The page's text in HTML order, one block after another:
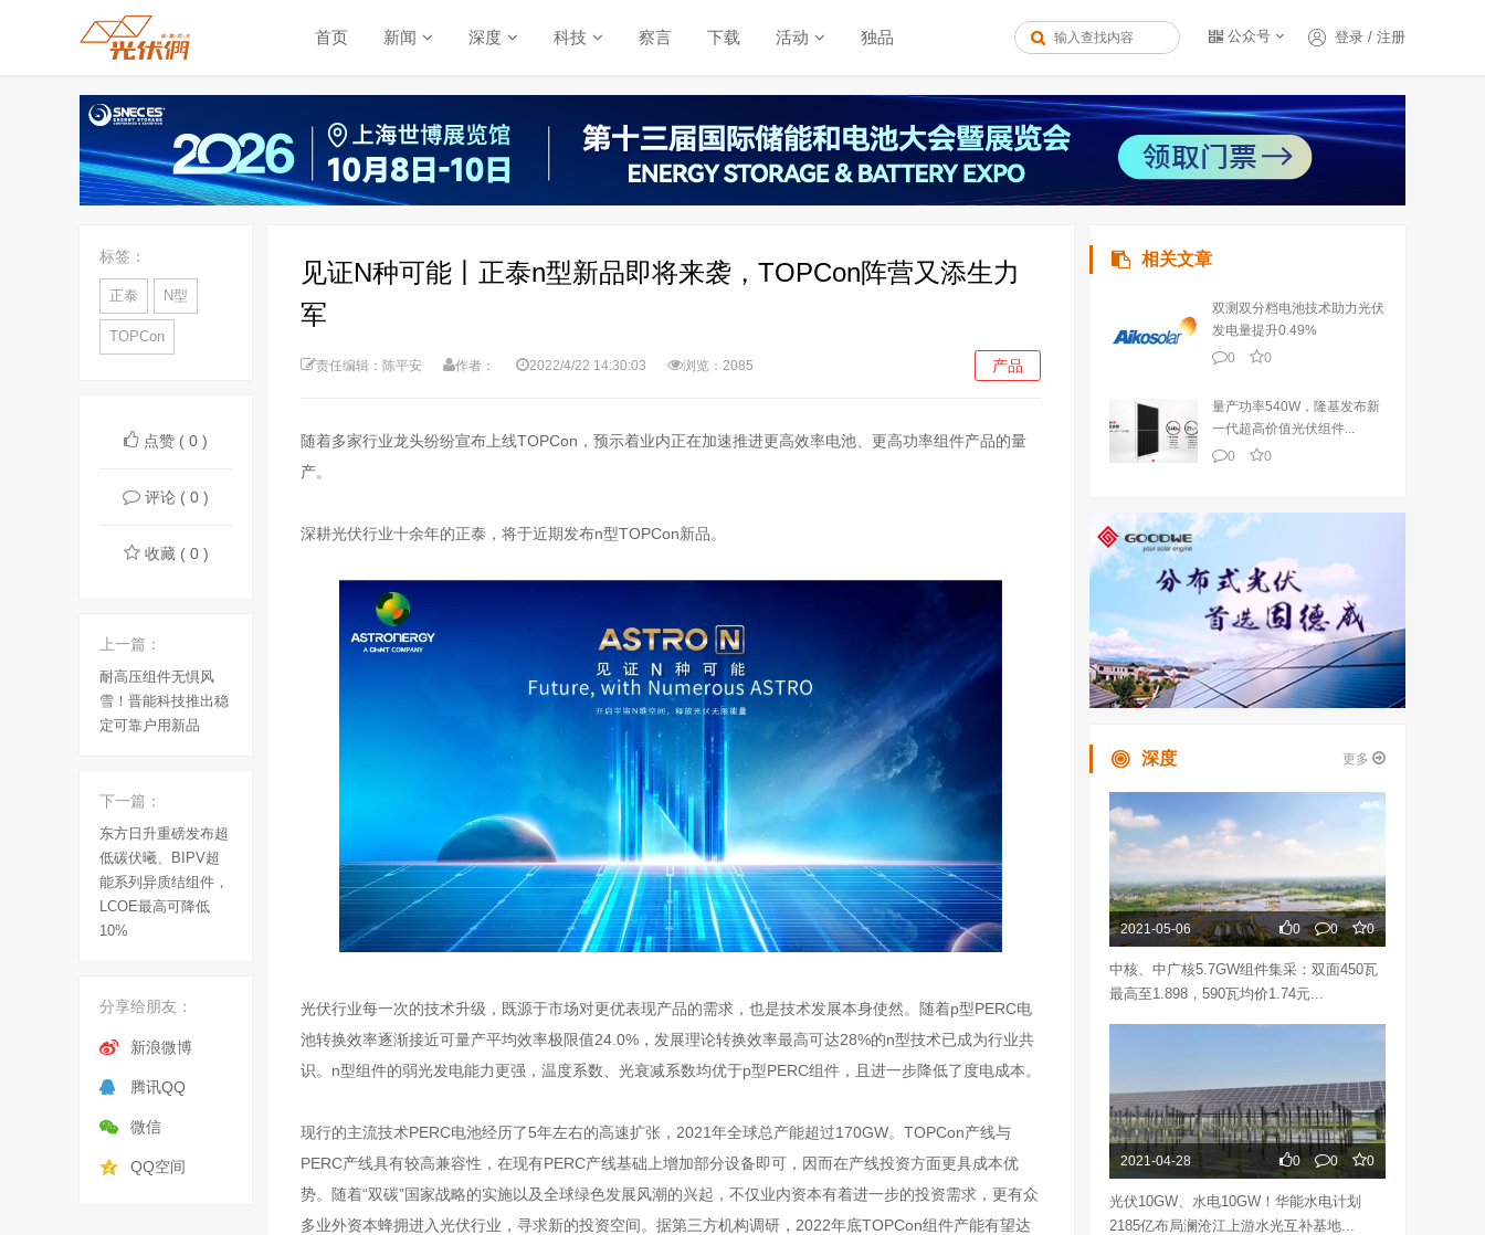
首页 新闻 深度 科技 察言 下载 活动 独品 登录 / 注册
公众号
标签：
正泰 N型
TOPCon
点赞 ( 0 )
评论 ( 0 )
收藏 ( 0 )
上一篇：
耐高压组件无惧风
雪！晋能科技推出稳
定可靠户用新品
下一篇：
东方日升重磅发布超
低碳伏曦、BIPV超
能系列异质结组件，
LCOE最高可降低
10%
分享给朋友：
新浪微博
腾讯QQ
微信
QQ空间
见证N种可能丨正泰n型新品即将来袭，TOPCon阵营又添生力
军
责任编辑：陈平安 作者： 2022/4/22 14:30:03 浏览：2085 产品
随着多家行业龙头纷纷宣布上线TOPCon，预示着业内正在加速推进更高效率电池、更高功率组件产品的量
产。
深耕光伏行业十余年的正泰，将于近期发布n型TOPCon新品。
光伏行业每一次的技术升级，既源于市场对更优表现产品的需求，也是技术发展本身使然。随着p型PERC电
池转换效率逐渐接近可量产平均效率极限值24.0%，发展理论转换效率最高可达28%的n型技术已成为行业共
识。n型组件的弱光发电能力更强，温度系数、光衰减系数均优于p型PERC组件，且进一步降低了度电成本。
现行的主流技术PERC电池经历了5年左右的高速扩张，2021年全球总产能超过170GW。TOPCon产线与
PERC产线具有较高兼容性，在现有PERC产线基础上增加部分设备即可，因而在产线投资方面更具成本优
势。随着“双碳”国家战略的实施以及全球绿色发展风潮的兴起，不仅业内资本有着进一步的投资需求，更有众
多业外资本蜂拥进入光伏行业，寻求新的投资空间。据第三方机构调研，2022年底TOPCon组件产能有望达
相关文章
双测双分档电池技术助力光伏
发电量提升0.49%
0
0
量产功率540W，隆基发布新
一代超高价值光伏组件...
0
0
深度 更多
2021-05-06 0 0 0
中核、中广核5.7GW组件集采：双面450瓦
最高至1.898，590瓦均价1.74元...
2021-04-28 0 0 0
光伏10GW、水电10GW！华能水电计划
2185亿布局澜沧江上游水光互补基地...